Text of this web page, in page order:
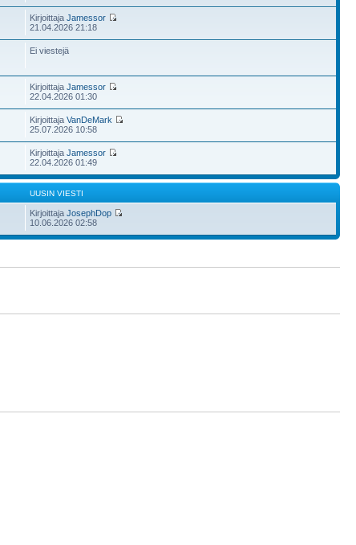
KirjoittajaJamessor
21.04.2026 21:18
Ei viestejä
KirjoittajaJamessor
22.04.2026 01:30
KirjoittajaVanDeMark
25.07.2026 10:58
KirjoittajaJamessor
22.04.2026 01:49
UUSIN VIESTI
KirjoittajaJosephDop
10.06.2026 02:58